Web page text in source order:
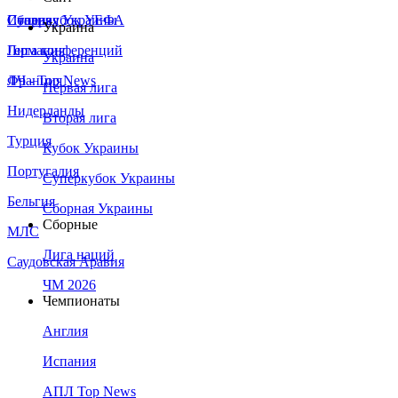
Сборная Украины
Италия
Германия
Франция
Нидерланды
Турция
Португалия
Бельгия
МЛС
Саудовская Аравия
Суперкубок УЕФА
Лига конференций
ЛЧ - Top News
Украина
Украина
Первая лига
Вторая лига
Кубок Украины
Суперкубок Украины
Сборная Украины
Сборные
Лига наций
ЧМ 2026
Чемпионаты
Англия
Испания
АПЛ Top News